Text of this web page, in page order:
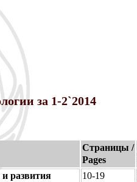
за 1-2`2014
Страницы /
Pages
развития
10-19